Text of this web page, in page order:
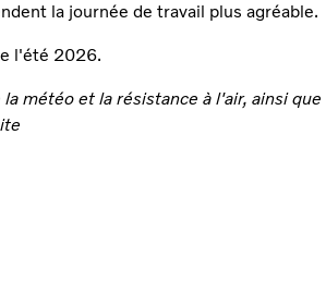
la journée de travail plus agréable.
l'été 2026.
météo et la résistance à l'air, ainsi que